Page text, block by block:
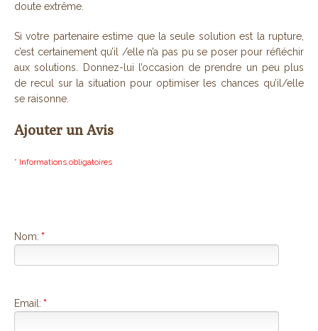
doute extrême.
Si votre partenaire estime que la seule solution est la rupture,
c’est certainement qu’il /elle n’a pas pu se poser pour réfléchir
aux solutions. Donnez-lui l’occasion de prendre un peu plus
de recul sur la situation pour optimiser les chances qu’il/elle
se raisonne.
Ajouter un Avis
* Informations obligatoires
Nom: *
Email: *